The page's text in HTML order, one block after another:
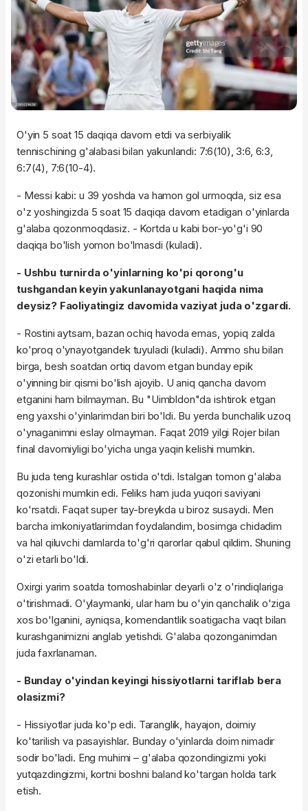
O'yin 5 soat 15 daqiqa davom etdi va serbiyalik
tennischining g'alabasi bilan yakunlandi: 7:6(10), 3:6, 6:3,
6:7(4), 7:6(10-4).
- Messi kabi: u 39 yoshda va hamon gol urmoqda, siz esa
o'z yoshingizda 5 soat 15 daqiqa davom etadigan o'yinlarda
g'alaba qozonmoqdasiz. - Kortda u kabi bor-yo'g'i 90
daqiqa bo'lish yomon bo'lmasdi (kuladi).
- Ushbu turnirda o'yinlarning ko'pi qorong'u
tushgandan keyin yakunlanayotgani haqida nima
deysiz? Faoliyatingiz davomida vaziyat juda o'zgardi.
- Rostini aytsam, bazan ochiq havoda emas, yopiq zalda
ko'proq o'ynayotgandek tuyuladi (kuladi). Ammo shu bilan
birga, besh soatdan ortiq davom etgan bunday epik
o'yinning bir qismi bo'lish ajoyib. U aniq qancha davom
etganini ham bilmayman. Bu "Uimbldon"da ishtirok etgan
eng yaxshi o'yinlarimdan biri bo'ldi. Bu yerda bunchalik uzoq
o'ynaganimni eslay olmayman. Faqat 2019 yilgi Rojer bilan
final davomiyligi bo'yicha unga yaqin kelishi mumkin.
Bu juda teng kurashlar ostida o'tdi. Istalgan tomon g'alaba
qozonishi mumkin edi. Feliks ham juda yuqori saviyani
ko'rsatdi. Faqat super tay-breykda u biroz susaydi. Men
barcha imkoniyatlarimdan foydalandim, bosimga chidadim
va hal qiluvchi damlarda to'g'ri qarorlar qabul qildim. Shuning
o'zi etarli bo'ldi.
Oxirgi yarim soatda tomoshabinlar deyarli o'z o'rindiqlariga
o'tirishmadi. O'ylaymanki, ular ham bu o'yin qanchalik o'ziga
xos bo'lganini, ayniqsa, komendantlik soatigacha vaqt bilan
kurashganimizni anglab yetishdi. G'alaba qozonganimdan
juda faxrlanaman.
- Bunday o'yindan keyingi hissiyotlarni tariflab bera
olasizmi?
- Hissiyotlar juda ko'p edi. Taranglik, hayajon, doimiy
ko'tarilish va pasayishlar. Bunday o'yinlarda doim nimadir
sodir bo'ladi. Eng muhimi – g'alaba qozondingizmi yoki
yutqazdingizmi, kortni boshni baland ko'targan holda tark
etish.